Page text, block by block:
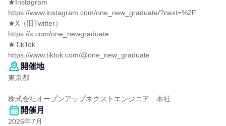
★Instagram
https://www.instagram.com/one_new_graduate/?next=%2F
★X（旧Twitter）
https://x.com/one_newgraduate
★TikTok
https://www.tiktok.com/@one_new_graduate
開催地
東京都
株式会社オープンアップネクストエンジニア 本社
開催月
2026年7月